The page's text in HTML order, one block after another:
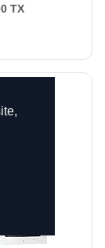
TX